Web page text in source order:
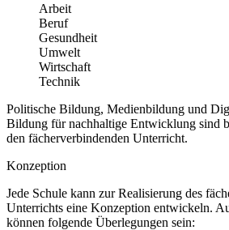
Arbeit
Beruf
Gesundheit
Umwelt
Wirtschaft
Technik
Politische Bildung, Medienbildung und
Bildung für nachhaltige Entwicklung sind
den fächerverbindenden Unterricht.
Konzeption
Jede Schule kann zur Realisierung des
Unterrichts eine Konzeption entwickeln.
können folgende Überlegungen sein: